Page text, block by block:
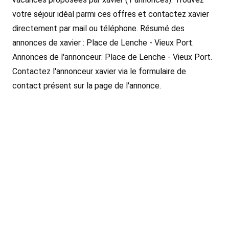
votre séjour idéal parmi ces offres et contactez xavier
directement par mail ou téléphone. Résumé des
annonces de xavier : Place de Lenche - Vieux Port.
Annonces de l'annonceur: Place de Lenche - Vieux Port.
Contactez l'annonceur xavier via le formulaire de
contact présent sur la page de l'annonce.